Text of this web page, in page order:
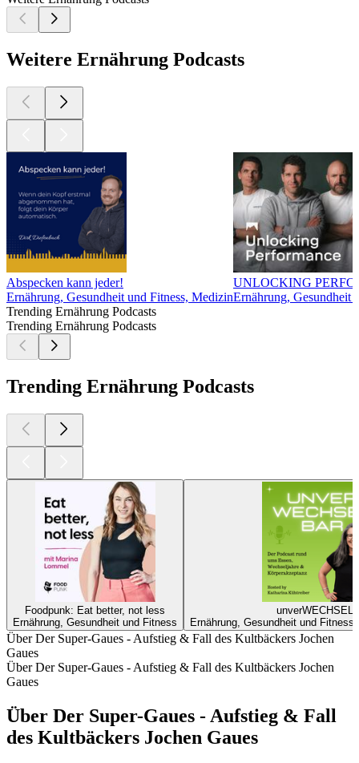
Weitere Ernährung Podcasts
Abspecken kann jeder!
Ernährung, Gesundheit und Fitness, Medizin
UNLOCKING
Ernährung, Gesundheit
Trending Ernährung Podcasts
Trending Ernährung Podcasts
Trending Ernährung Podcasts
Foodpunk: Eat better, not less
Ernährung, Gesundheit und Fitness
Ernährung, Gesundheit und
Über Der Super-Gaues - Aufstieg & Fall des Kultbäckers Jochen
Gaues
Über Der Super-Gaues - Aufstieg & Fall des Kultbäckers Jochen
Gaues
Über Der Super-Gaues - Aufstieg & Fall
des Kultbäckers Jochen Gaues